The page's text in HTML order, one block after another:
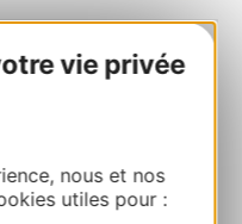
vie privée
nous et nos
utiles pour :
route de Grenade